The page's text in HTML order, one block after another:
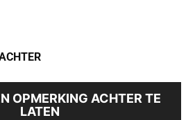
OPMERKING ACHTER TE
LATEN